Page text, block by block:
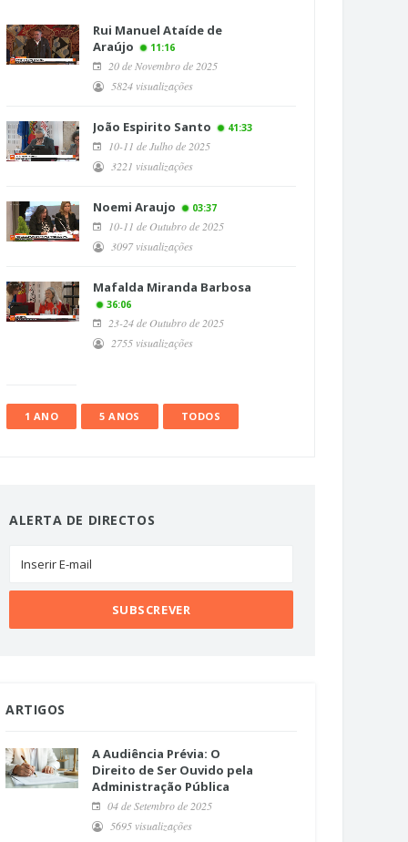
Rui Manuel Ataíde de
Araújo
11:16
20 de Novembro de 2025
5824 visualizações
João Espirito Santo 41:33
10-11 de Julho de 2025
3221 visualizações
Noemi Araujo 03:37
10-11 de Outubro de 2025
3097 visualizações
Mafalda Miranda Barbosa
36:06
23-24 de Outubro de 2025
2755 visualizações
1 ANO 5 ANOS TODOS
ALERTA DE DIRECTOS
ARTIGOS
A Audiência Prévia: O
Direito de Ser Ouvido pela
Administração Pública
04 de Setembro de 2025
5695 visualizações